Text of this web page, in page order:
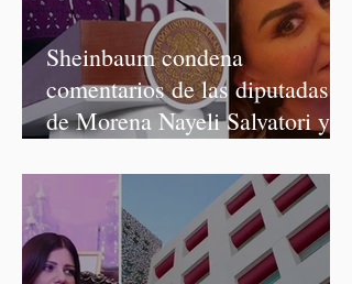
Sheinbaum condena
comentarios de las diputadas
de Morena Nayeli Salvatori y